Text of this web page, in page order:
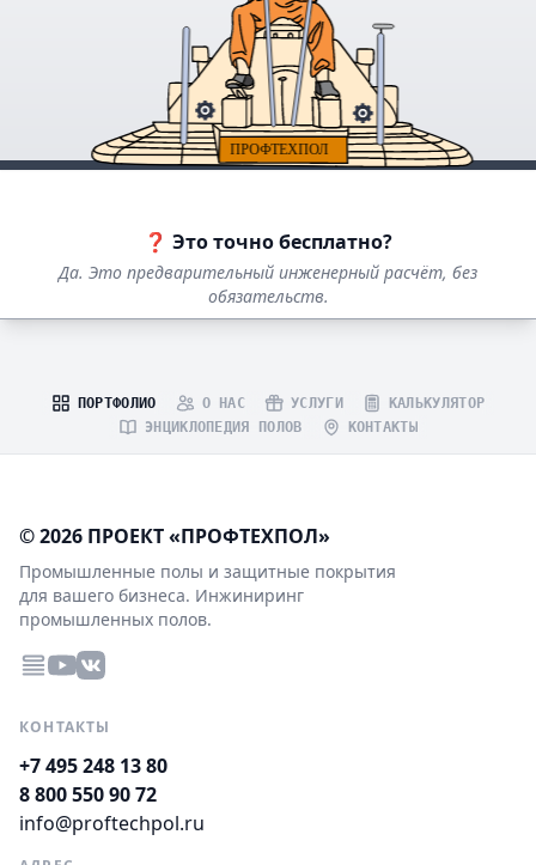
❓ Это точно бесплатно?
Да. Это предварительный инженерный расчёт, без
обязательств.
ПОРТФОЛИО О НАС УСЛУГИ
КАЛЬКУЛЯТОР
ЭНЦИКЛОПЕДИЯ ПОЛОВ
КОНТАКТЫ
© 2026 ПРОЕКТ «ПРОФТЕХПОЛ»
Промышленные полы и защитные покрытия
для вашего бизнеса. Инжиниринг
промышленных полов.
КОНТАКТЫ
+7 495 248 13 80
8 800 550 90 72
info@proftechpol.ru